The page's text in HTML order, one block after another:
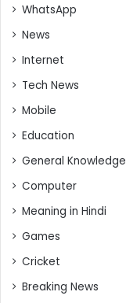
WhatsApp
News
Internet
Tech News
Mobile
Education
General Knowledge
Computer
Meaning in Hindi
Games
Cricket
Breaking News